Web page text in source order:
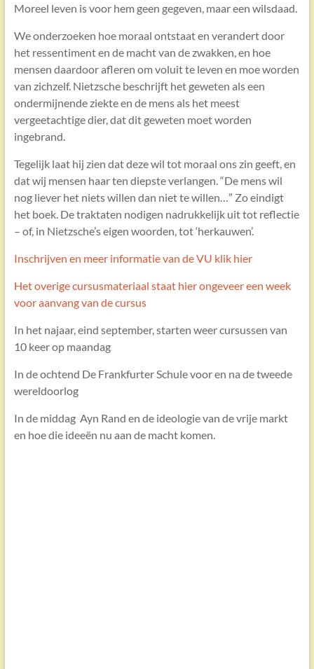
Moreel leven is voor hem geen gegeven, maar een wilsdaad.
We onderzoeken hoe moraal ontstaat en verandert door
het ressentiment en de macht van de zwakken, en hoe
mensen daardoor afleren om voluit te leven en moe worden
van zichzelf. Nietzsche beschrijft het geweten als een
ondermijnende ziekte en de mens als het meest
vergeetachtige dier, dat dit geweten moet worden
ingebrand.
Tegelijk laat hij zien dat deze wil tot moraal ons zin geeft, en
dat wij mensen haar ten diepste verlangen. “De mens wil
nog liever het niets willen dan niet te willen…” Zo eindigt
het boek. De traktaten nodigen nadrukkelijk uit tot reflectie
– of, in Nietzsche’s eigen woorden, tot ‘herkauwen’.
Inschrijven en meer informatie van de VU klik hier
Het overige cursusmateriaal staat hier ongeveer een week
voor aanvang van de cursus
In het najaar, eind september, starten weer cursussen van
10 keer op maandag
In de ochtend De Frankfurter Schule voor en na de tweede
wereldoorlog
In de middag Ayn Rand en de ideologie van de vrije markt
en hoe die ideeën nu aan de macht komen.